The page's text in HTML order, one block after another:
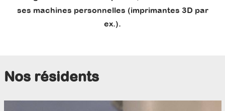
ses machines personnelles (imprimantes 3D par
ex.).
Nos résidents